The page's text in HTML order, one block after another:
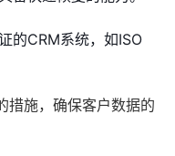
的CRM系统，如ISO
措施，确保客户数据的